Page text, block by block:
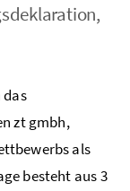
das
zt gmbh,
als
besteht aus 3